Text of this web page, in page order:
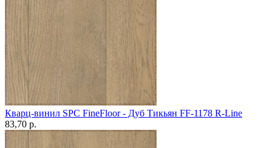
Кварц-винил SPC FineFloor - Дуб Тикьян FF-1178 R-Line
83,70 p.